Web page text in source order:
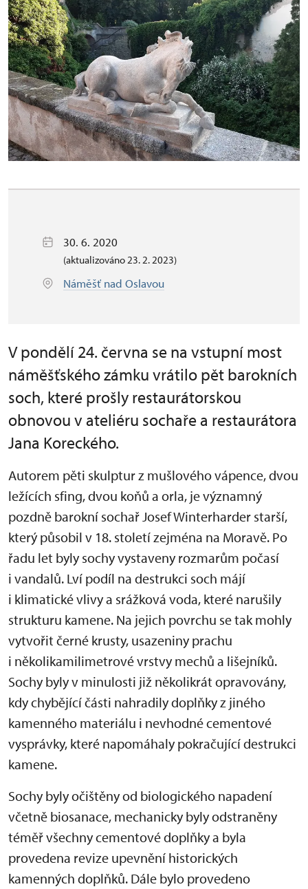
30. 6. 2020
(aktualizováno 23. 2. 2023)
Náměšť nad Oslavou
V pondělí 24. června se na vstupní most
náměšťského zámku vrátilo pět barokních
soch, které prošly restaurátorskou
obnovou v ateliéru sochaře a restaurátora
Jana Koreckého.
Autorem pěti skulptur z mušlového vápence, dvou
ležících sfing, dvou koňů a orla, je významný
pozdně barokní sochař Josef Winterharder starší,
který působil v 18. století zejména na Moravě. Po
řadu let byly sochy vystaveny rozmarům počasí
i vandalů. Lví podíl na destrukci soch májí
i klimatické vlivy a srážková voda, které narušily
strukturu kamene. Na jejich povrchu se tak mohly
vytvořit černé krusty, usazeniny prachu
i několikamilimetrové vrstvy mechů a lišejníků.
Sochy byly v minulosti již několikrát opravovány,
kdy chybějící části nahradily doplňky z jiného
kamenného materiálu i nevhodné cementové
vysprávky, které napomáhaly pokračující destrukci
kamene.
Sochy byly očištěny od biologického napadení
včetně biosanace, mechanicky byly odstraněny
téměř všechny cementové doplňky a byla
provedena revize upevnění historických
kamenných doplňků. Dále bylo provedeno